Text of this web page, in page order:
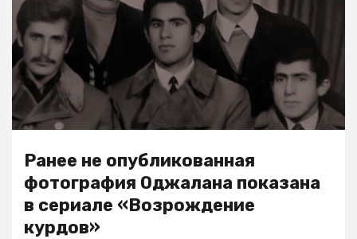
Ранее не опубликованная
фотография Оджалана показана
в сериале «Возрождение
курдов»